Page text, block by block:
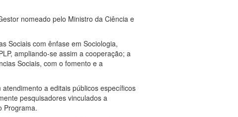
nomeado pelo Ministro da Ciência e
Sociais com ênfase em Sociologia,
ampliando-se assim a cooperação; a
Sociais, com o fomento e a
a editais públicos específicos
pesquisadores vinculados a
Programa.